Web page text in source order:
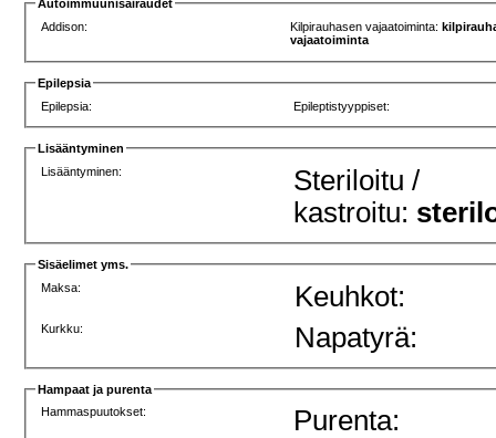
Autoimmuunisairaudet
Addison:
Kilpirauhasen vajaatoiminta:
vajaatoiminta
Epilepsia
Epilepsia:
Epileptistyyppiset:
Lisääntyminen
Lisääntyminen:
Steriloitu /
kastroitu:
Sisäelimet yms.
Maksa:
Keuhkot:
Kurkku: Napatyrä:
Hampaat ja purenta
Hammaspuutokset:
Purenta: